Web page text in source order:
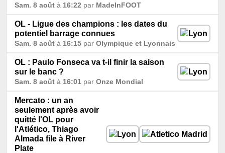
Sam. 8 août à 16:22 par MadeInFOOT
OL - Ligue des champions : les dates du
potentiel barrage connues
Sam. 8 août à 16:15 par Olympique et Lyonnais
OL : Paulo Fonseca va t-il finir la saison
sur le banc ?
Sam. 8 août à 16:01 par Onze Mondial
Mercato : un an
seulement après avoir
quitté l'OL pour
l'Atlético, Thiago
Almada file à River
Plate